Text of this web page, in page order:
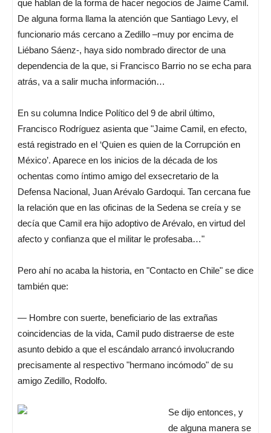
que hablan de la forma de hacer negocios de Jaime Camil.
De alguna forma llama la atención que Santiago Levy, el
funcionario más cercano a Zedillo –muy por encima de
Liébano Sáenz-, haya sido nombrado director de una
dependencia de la que, si Francisco Barrio no se echa para
atrás, va a salir mucha información…
En su columna Indice Político del 9 de abril último,
Francisco Rodríguez asienta que "Jaime Camil, en efecto,
está registrado en el ‘Quien es quien de la Corrupción en
México’. Aparece en los inicios de la década de los
ochentas como íntimo amigo del exsecretario de la
Defensa Nacional, Juan Arévalo Gardoqui. Tan cercana fue
la relación que en las oficinas de la Sedena se creía y se
decía que Camil era hijo adoptivo de Arévalo, en virtud del
afecto y confianza que el militar le profesaba…"
Pero ahí no acaba la historia, en "Contacto en Chile" se dice
también que:
— Hombre con suerte, beneficiario de las extrañas
coincidencias de la vida, Camil pudo distraerse de este
asunto debido a que el escándalo arrancó involucrando
precisamente al respectivo "hermano incómodo" de su
amigo Zedillo, Rodolfo.
Se dijo entonces, y
de alguna manera se